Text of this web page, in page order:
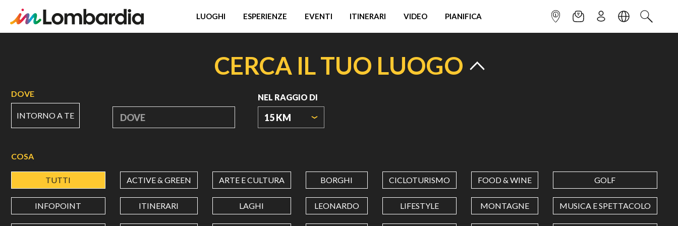
LUOGHI ESPERIENZE EVENTI ITINERARI VIDEO PIANIFICA INFOPOINTNEWSLETTER
ISCRIVITILINGUACERCA
CERCA IL TUO LUOGO
DOVE
INTORNO A TE DOVE
NEL RAGGIO DI
15 KM
COSA
TUTTI ACTIVE & GREEN ARTE E CULTURA BORGHI CICLOTURISMO FOOD & WINE GOLF
INFOPOINT ITINERARI LAGHI LEONARDO LIFESTYLE MONTAGNE MUSICA E SPETTACOLO